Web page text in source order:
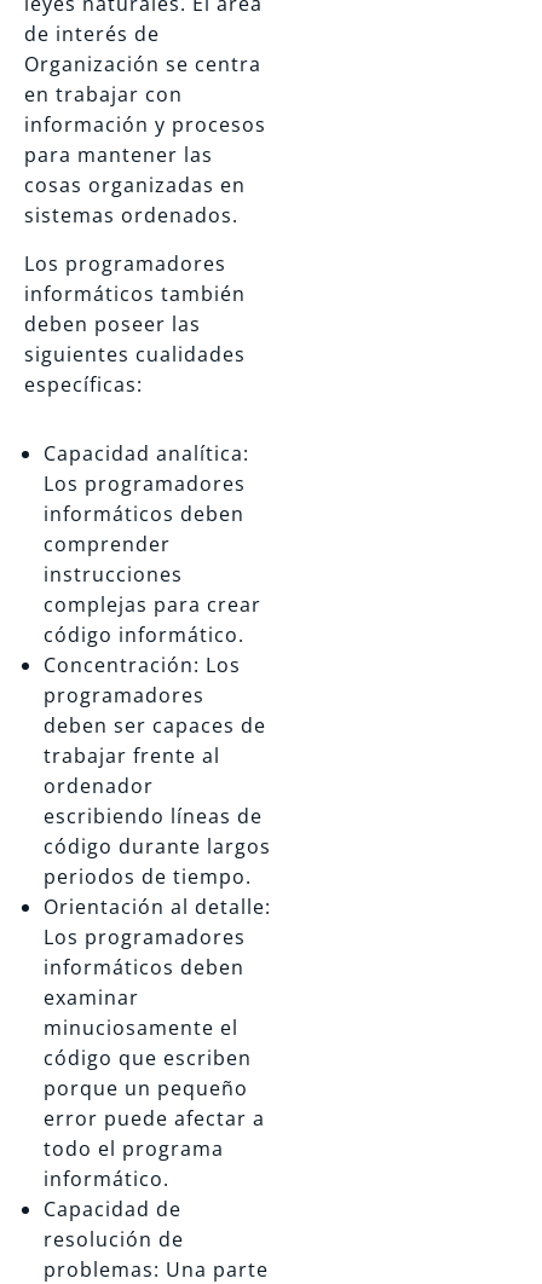
de interés de
Organización se centra
en trabajar con
información y procesos
para mantener las
cosas organizadas en
sistemas ordenados.
Los programadores
informáticos también
deben poseer las
siguientes cualidades
específicas:
Capacidad analítica:
Los programadores
informáticos deben
comprender
instrucciones
complejas para crear
código informático.
Concentración: Los
programadores
deben ser capaces de
trabajar frente al
ordenador
escribiendo líneas de
código durante largos
periodos de tiempo.
Orientación al detalle:
Los programadores
informáticos deben
examinar
minuciosamente el
código que escriben
porque un pequeño
error puede afectar a
todo el programa
informático.
Capacidad de
resolución de
problemas: Una parte